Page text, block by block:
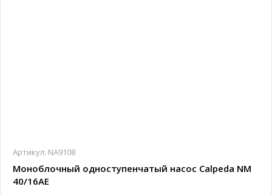
Артикул: NA9108
Моноблочный одноступенчатый насос Calpeda NM
40/16AE